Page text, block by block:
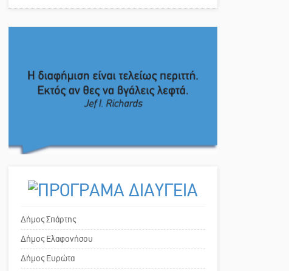
Δήμος Σπάρτης
Δήμος Ελαφονήσου
Δήμος Ευρώτα